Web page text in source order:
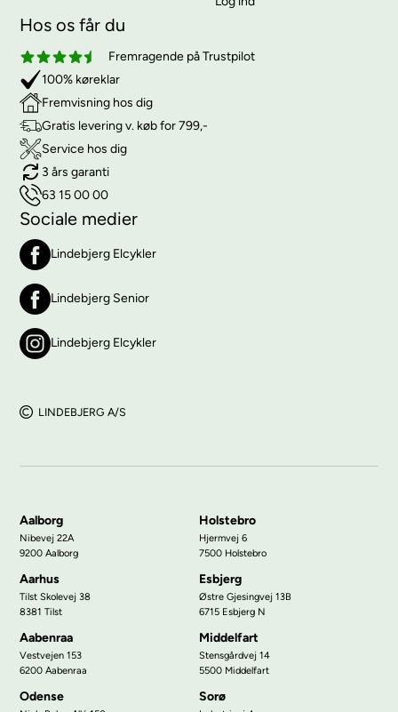
Hos os får du
Fremragende på Trustpilot
100% køreklar
Fremvisning hos dig
Gratis levering v. køb for 799,-
Service hos dig
3 års garanti
63 15 00 00
Sociale medier
Lindebjerg Elcykler
Lindebjerg Senior
Lindebjerg Elcykler
LINDEBJERG A/S
Aalborg
Nibevej 22A
9200 Aalborg
Holstebro
Hjermvej 6
7500 Holstebro
Aarhus
Tilst Skolevej 38
8381 Tilst
Esbjerg
Østre Gjesingvej 13B
6715 Esbjerg N
Aabenraa
Vestvejen 153
6200 Aabenraa
Middelfart
Stensgårdvej 14
5500 Middelfart
Odense Sorø